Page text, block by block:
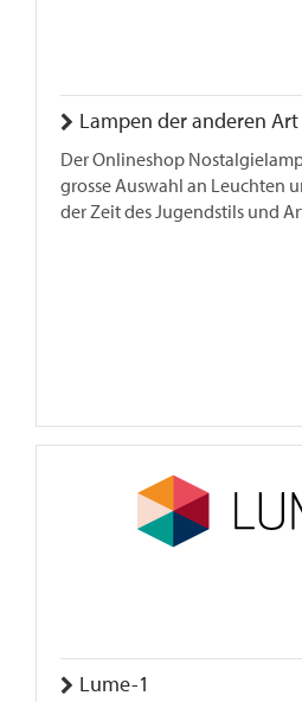
Lampen der anderen Art
Der Onlineshop
grosse Auswahl an Leuchten
der Zeit des Jugendstils und
Lume-1